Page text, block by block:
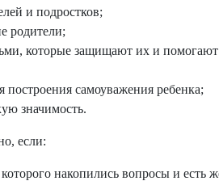
и подростков;
родители;
которые защищают их и
построения самоуважения ребенка;
значимость.
если:
накопились вопросы и есть